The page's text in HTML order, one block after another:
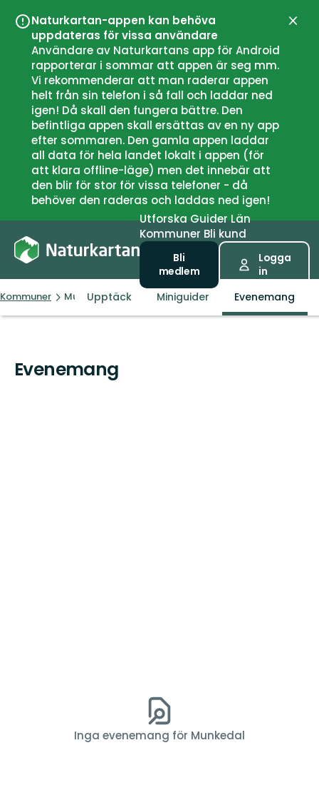
Naturkartan-appen kan behöva
uppdateras för vissa användare
Användare av Naturkartans app för Android
rapporterar i sommar att appen är seg mm.
Vi rekommenderar att man raderar appen
helt från sin telefon i så fall och laddar ned
igen! Då skall den fungera bättre. Den
befintliga appen skall ersättas av en ny app
efter sommaren. Den gamla appen laddar
all data för hela landet lokalt i appen (för
att klara offline-läge) men det innebär att
den blir för stor för vissa telefoner - då
behöver den raderas och laddas ned igen!
UtforskaGuiderLän
Kommuner Bli kund
Bli
medlem
Logga
in
Kommuner MunkedalUpptäck Miniguider Evenemang
Evenemang
Inga evenemang för Munkedal